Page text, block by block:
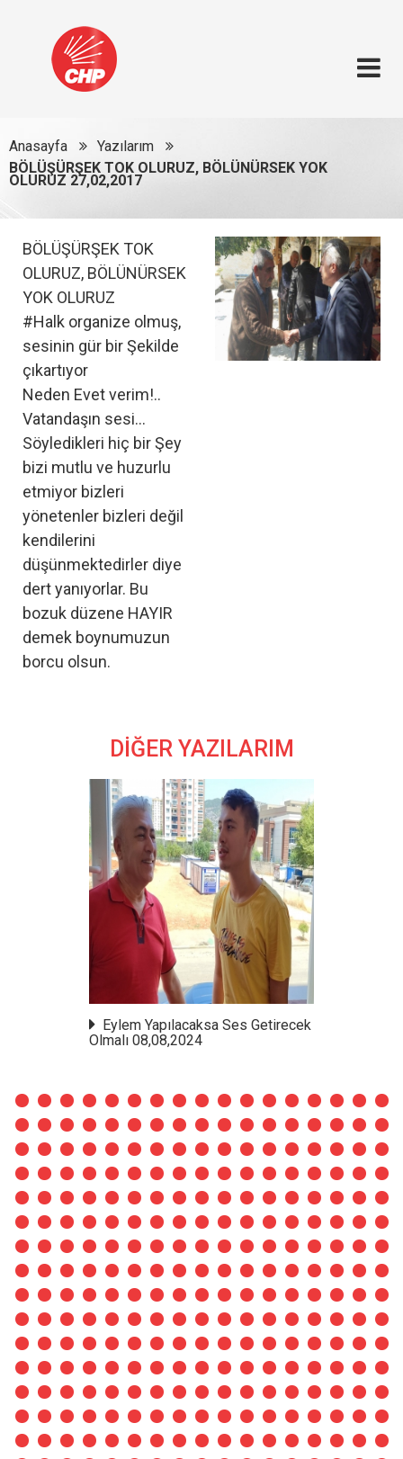
Anasayfa
Yazılarım
BÖLÜŞÜRŞEK TOK OLURUZ, BÖLÜNÜRSEK YOK
OLURUZ 27,02,2017
BÖLÜŞÜRŞEK TOK
OLURUZ, BÖLÜNÜRSEK
YOK OLURUZ
#Halk organize olmuş,
sesinin gür bir Şekilde
çıkartıyor
Neden Evet verim!..
Vatandaşın sesi...
Söyledikleri hiç bir Şey
bizi mutlu ve huzurlu
etmiyor bizleri
yönetenler bizleri değil
kendilerini
düşünmektedirler diye
dert yanıyorlar. Bu
bozuk düzene HAYIR
demek boynumuzun
borcu olsun.
DİĞER YAZILARIM
Eylem Yapılacaksa Ses Getirecek
Olmalı 08,08,2024